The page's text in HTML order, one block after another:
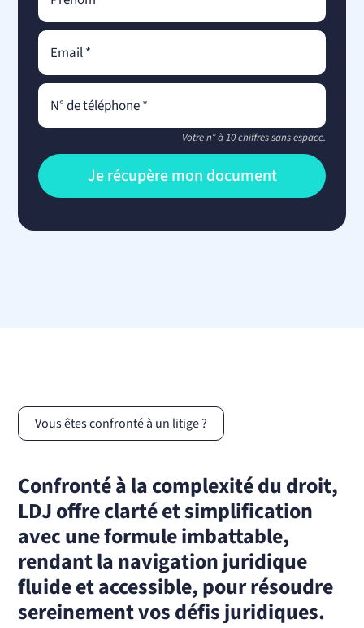
Votre n° à 10 chiffres sans espace.
Vous êtes confronté à un litige ?
Confronté à la complexité du droit,
LDJ offre clarté et simplification
avec une formule imbattable,
rendant la navigation juridique
fluide et accessible, pour résoudre
sereinement vos défis juridiques.